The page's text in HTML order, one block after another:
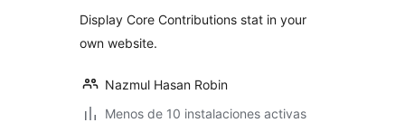
Display Core Contributions stat in your
own website.
Nazmul Hasan Robin
Menos de 10 instalaciones activas